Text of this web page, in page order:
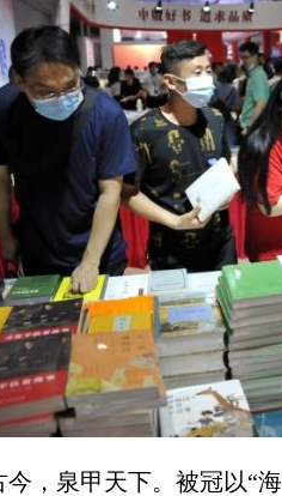
泉甲天下。被冠以“海